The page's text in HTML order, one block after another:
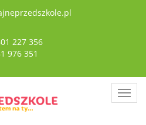
227 356
976 351